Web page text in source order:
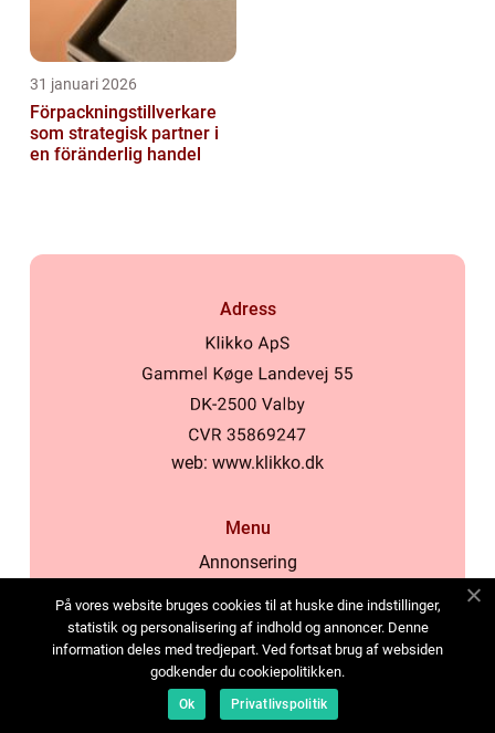
31 januari 2026
Förpackningstillverkare
som strategisk partner i
en föränderlig handel
Adress
web: www.klikko.dk
Menu
Annonsering
Cookies
Kontakta oss
Sitemap
På vores website bruges cookies til at huske dine indstillinger,
statistik og personalisering af indhold og annoncer. Denne
information deles med tredjepart. Ved fortsat brug af websiden
godkender du cookiepolitikken.
Ok Privatlivspolitik